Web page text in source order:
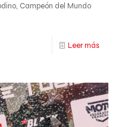
Campeón del Mundo
Leer más